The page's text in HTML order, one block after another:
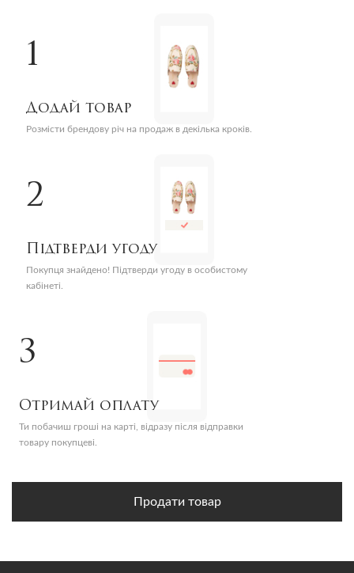
1
Додай товар
Розмісти брендову річ на продаж в декілька кроків.
2
Підтверди угоду
Покупця знайдено! Підтверди угоду в особистому
кабінеті.
3
Отримай оплату
Ти побачиш гроші на карті, відразу після відправки
товару покупцеві.
Продати товар